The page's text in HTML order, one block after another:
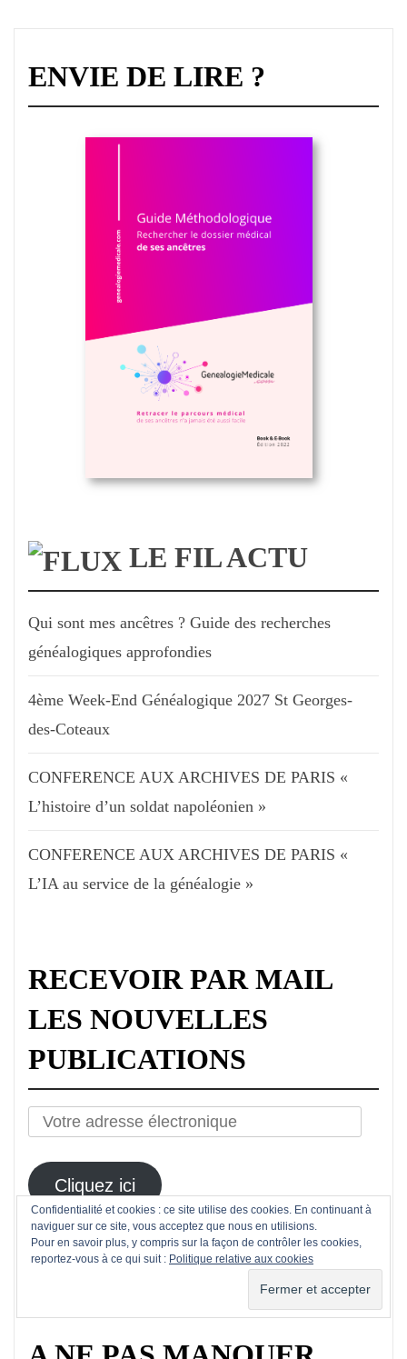
ENVIE DE LIRE ?
LE FIL ACTU
Qui sont mes ancêtres ? Guide des recherches
généalogiques approfondies
4ème Week-End Généalogique 2027 St Georges-
des-Coteaux
CONFERENCE AUX ARCHIVES DE PARIS «
L’histoire d’un soldat napoléonien »
CONFERENCE AUX ARCHIVES DE PARIS «
L’IA au service de la généalogie »
RECEVOIR PAR MAIL
LES NOUVELLES
PUBLICATIONS
Votre
électronique
Cliquez ici
Confidentialité et cookies : ce site utilise des cookies. En continuant à
naviguer sur ce site, vous acceptez que nous en utilisions.
Pour en savoir plus, y compris sur la façon de contrôler les cookies,
reportez-vous à ce qui suit : Politique relative aux cookies